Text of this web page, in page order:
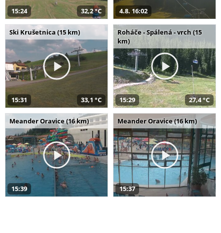
15:24 32,2 °C 4.8. 16:02
Ski Krušetnica (15 km)
15:31 33,1 °C
Roháče - Spálená - vrch (15
km)
15:29 27,4 °C
Meander Oravice (16 km)
15:39
Meander Oravice (16 km)
15:37